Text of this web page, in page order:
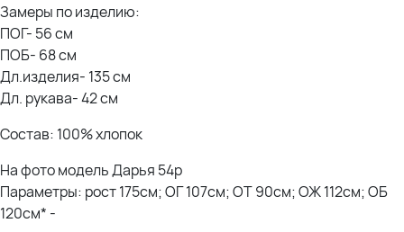
Замеры по изделию:
ПОГ- 56 см
ПОБ- 68 см
Дл.изделия- 135 см
Дл. рукава- 42 см
Состав: 100% хлопок
На фото модель Дарья 54р
Параметры: рост 175см; ОГ 107см; ОТ 90см; ОЖ 112см; ОБ
120см* -